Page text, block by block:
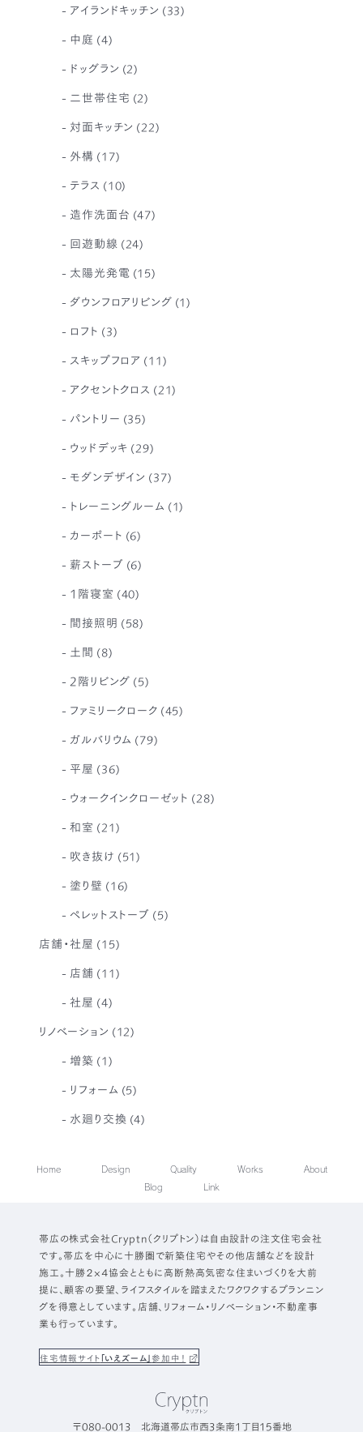
アイランドキッチン (33)
中庭 (4)
ドッグラン (2)
二世帯住宅 (2)
対面キッチン (22)
外構 (17)
テラス (10)
造作洗面台 (47)
回遊動線 (24)
太陽光発電 (15)
ダウンフロアリビング (1)
ロフト (3)
スキップフロア (11)
アクセントクロス (21)
パントリー (35)
ウッドデッキ (29)
モダンデザイン (37)
トレーニングルーム (1)
カーポート (6)
薪ストーブ (6)
1階寝室 (40)
間接照明 (58)
土間 (8)
2階リビング (5)
ファミリークローク (45)
ガルバリウム (79)
平屋 (36)
ウォークインクローゼット (28)
和室 (21)
吹き抜け (51)
塗り壁 (16)
ペレットストーブ (5)
店舗・社屋 (15)
店舗 (11)
社屋 (4)
リノベーション (12)
増築 (1)
リフォーム (5)
水廻り交換 (4)
Home Design Quality Works
About
Blog
Link
帯広の株式会社Cryptn（クリプトン）は自由設計の注文住宅会社
です。帯広を中心に十勝圏で新築住宅やその他店舗などを設計
施工。十勝２×４協会とともに高断熱高気密な住まいづくりを大前
提に、顧客の要望、ライフスタイルを踏まえたワクワクするプランニン
グを得意としています。店舗、リフォーム・リノベーション・不動産事
業も行っています。
住宅情報サイト「いえズーム」参加中！
〒080-0013 北海道帯広市西3条南1丁目15番地